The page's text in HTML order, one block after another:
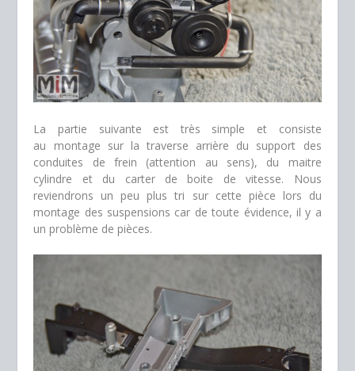
La partie suivante est très simple et consiste
au montage sur la traverse arrière du support des
conduites de frein (attention au sens), du maitre
cylindre et du carter de boite de vitesse. Nous
reviendrons un peu plus tri sur cette pièce lors du
montage des suspensions car de toute évidence, il y a
un problème de pièces.